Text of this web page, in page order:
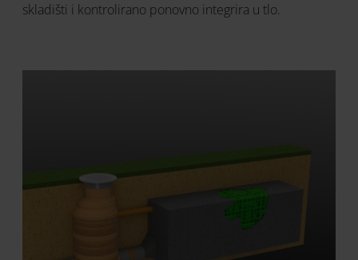
skladišti i kontrolirano ponovno integrira u tlo.